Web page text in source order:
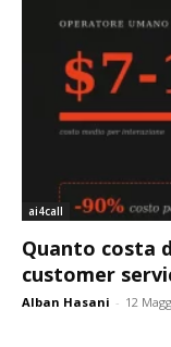
ai4call
Quanto costa
customer
Alban Hasani - 12